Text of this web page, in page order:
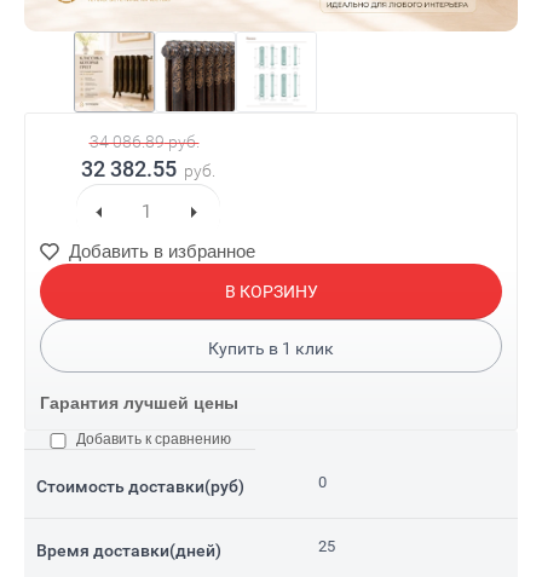
Добавить в избранное
34 086.89руб.
32 382.55 руб.
В КОРЗИНУ
Купить в 1 клик
Гарантия лучшей цены
Стоимость доставки(руб) 0
Время доставки(дней) 25
Добавить к сравнению